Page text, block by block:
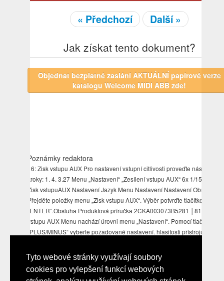
Tyto webové stránky využívají soubory
cookies pro vylepšení funkcí webových
« Předchozí Další »
Jak získat tento dokument?
Objednat bezplatné zaslání AKTUÁLNÍ papírové verze
katalogu Welcome MIDI ABB zde!
Poznámky redaktora
16: Zisk vstupu AUX Pro nastavení vstupní citlivosti proveďte následující
kroky: 1. 4. 3.27 Menu „Nastavení“ „Zesílení vstupu AUX“ 6x 1/15 7/15 4/
Zisk vstupuAUX Nastavení Jazyk Menu Nastavení Nastavení Obr.3.
Přejděte položky menu „Zisk vstupu AUX“. Výběr potvrďte tlačítkem
„ENTER“.Obsluha Produktová příručka 2CKA003073B5281 │81 9. 67:
vstupu AUX Menu nachází úrovni menu „Nastavení“. Pomocí tlačítek
„PLUS/MINUS“ vyberte požadované nastavení. hlasitosti přístrojů
Vyberte některou následujících možností nastavení: Nastavení Popis
vstupu AUX ■ rozsah nastavení: dB; dB; dB; dB ■ přednastavení přístroji:
dB Tab. Pomocí tohoto nastavení vzájemně nastavíte např. Přejděte